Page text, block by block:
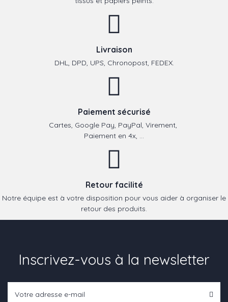
Livraison
DHL, DPD, UPS, Chronopost, FEDEX.
Paiement sécurisé
Cartes, Google Pay, PayPal, Virement,
Paiement en 4x, ...
Retour facilité
Notre équipe est à votre disposition pour vous aider à organiser le
retour des produits.
Inscrivez-vous à la newsletter